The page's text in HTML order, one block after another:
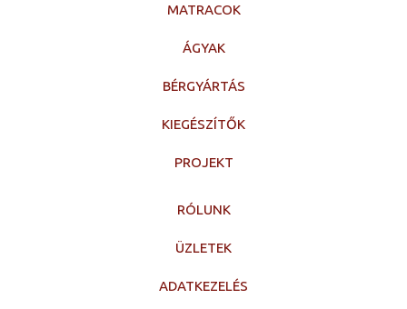
MATRACOK
ÁGYAK
BÉRGYÁRTÁS
KIEGÉSZÍTŐK
PROJEKT
RÓLUNK
ÜZLETEK
ADATKEZELÉS